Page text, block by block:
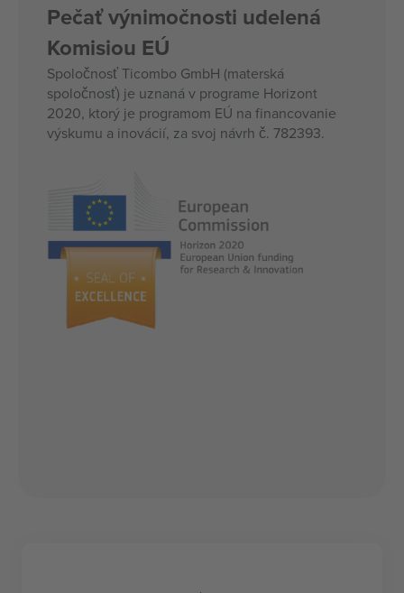
Pečať výnimočnosti udelená
Komisiou EÚ
Spoločnosť Ticombo GmbH (materská
spoločnosť) je uznaná v programe Horizont
2020, ktorý je programom EÚ na financovanie
výskumu a inovácií, za svoj návrh č. 782393.